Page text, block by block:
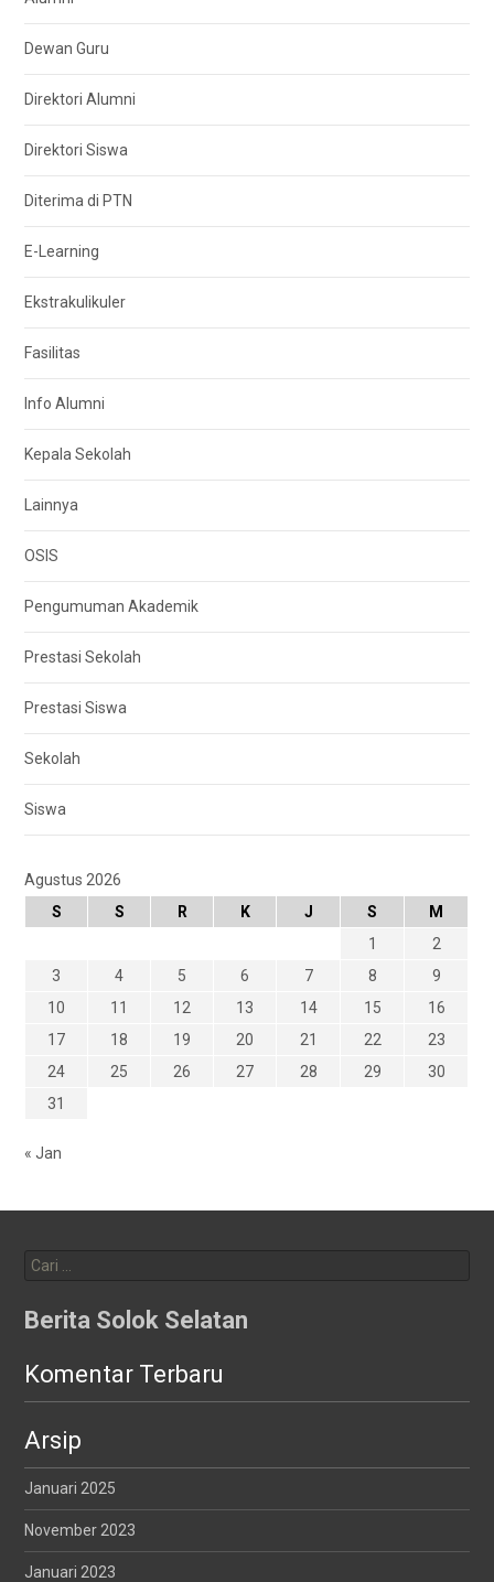
Dewan Guru
Direktori Alumni
Direktori Siswa
Diterima di PTN
E-Learning
Ekstrakulikuler
Fasilitas
Info Alumni
Kepala Sekolah
Lainnya
OSIS
Pengumuman Akademik
Prestasi Sekolah
Prestasi Siswa
Sekolah
Siswa
Agustus 2026
S
S R K J S
M
1
2
3
4 5 6 7 8
9
10
11 12 13 14 15
16
17
18 19 20 21 22
23
24
25 26 27 28 29
30
31
« Jan
untuk:
Berita Solok Selatan
Komentar Terbaru
Arsip
Januari 2025
November 2023
Januari 2023